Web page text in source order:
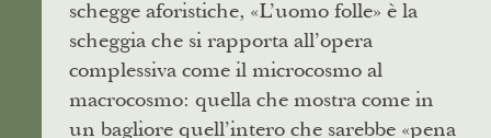
schegge aforistiche, «L’uomo folle» è la
scheggia che si rapporta all’opera
complessiva come il microcosmo al
macrocosmo: quella che mostra come in
un bagliore quell’intero che sarebbe «pena